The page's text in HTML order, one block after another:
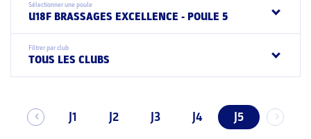
Sélectionner une poule
U18F BRASSAGES EXCELLENCE - POULE 5
Filtrer par club
TOUS LES CLUBS
J1 J2 J3 J4 J5